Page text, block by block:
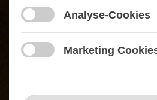
Analyse-Cookies
Marketing